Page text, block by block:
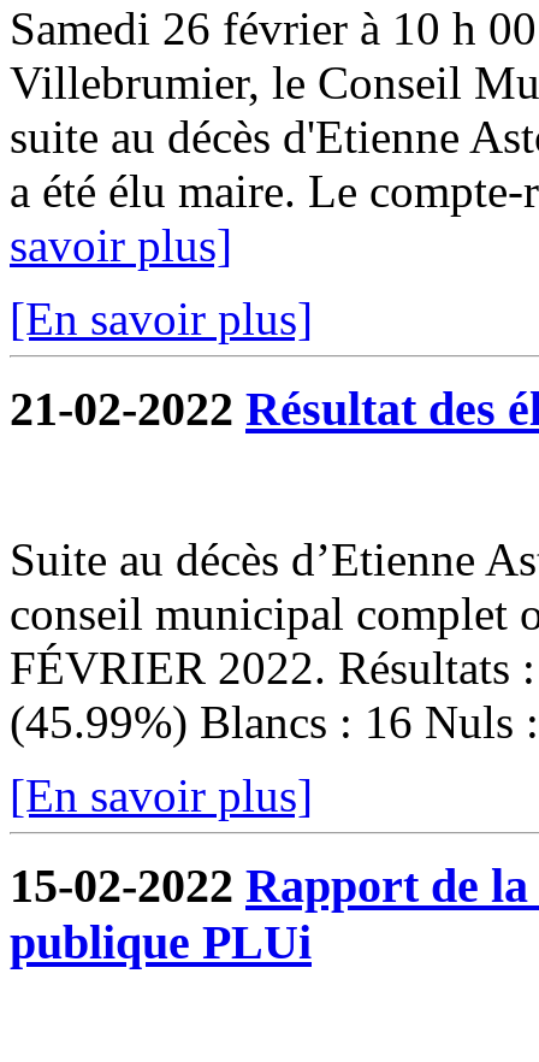
Samedi 26 février à 10 h
Villebrumier, le Conseil
suite au décès d'Etienne
a été élu maire. Le
savoir plus]
[En savoir plus]
21-02-2022 Résultat des
Suite au décès d’Etienne
conseil municipal complet
FÉVRIER 2022. Résultats
(45.99%) Blancs : 16 Nuls
[En savoir plus]
15-02-2022 Rapport de
publique PLUi